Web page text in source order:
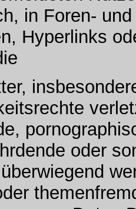
in Foren-
Hyperlinks
oder